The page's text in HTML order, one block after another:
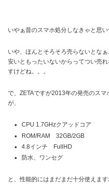
いやぁ昔のスマホ処分しなきゃと思
いや、ほんとそろそろ売らないとなぁ
安いともったいないからってつい売
すけどね。。。
で、ZETAですが2013年の発売のス
が、
CPU 1.7GHzクアッドコア
ROM/RAM 32GB/2GB
4.8インチ FullHD
防水、ワンセグ
と、性能的にはまだまだ十分使えます